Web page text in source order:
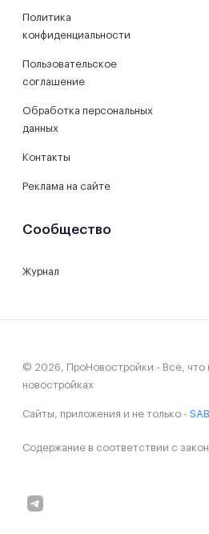
Политика
конфиденциальности
Пользовательское
соглашение
Обработка персональных
данных
Контакты
Реклама на сайте
Сообщество
Журнал
© 2026, ПроНовостройки - Всё, что
новостройках
Сайты, приложения и не только -
Содержание в соответствии с